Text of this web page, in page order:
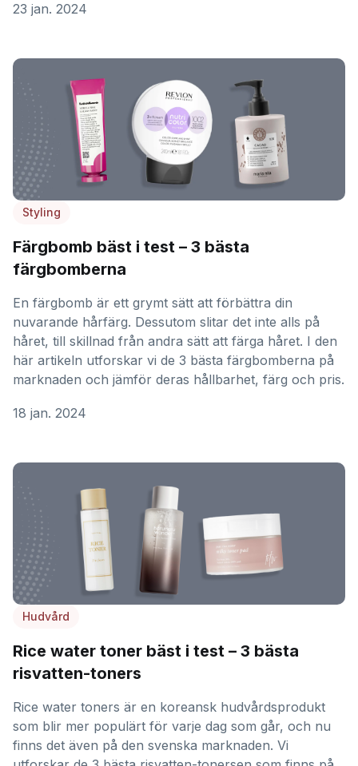
23 jan. 2024
Styling
Färgbomb bäst i test – 3 bästa
färgbomberna
En färgbomb är ett grymt sätt att förbättra din
nuvarande hårfärg. Dessutom slitar det inte alls på
håret, till skillnad från andra sätt att färga håret. I den
här artikeln utforskar vi de 3 bästa färgbomberna på
marknaden och jämför deras hållbarhet, färg och pris.
18 jan. 2024
Hudvård
Rice water toner bäst i test – 3 bästa
risvatten-toners
Rice water toners är en koreansk hudvårdsprodukt
som blir mer populärt för varje dag som går, och nu
finns det även på den svenska marknaden. Vi